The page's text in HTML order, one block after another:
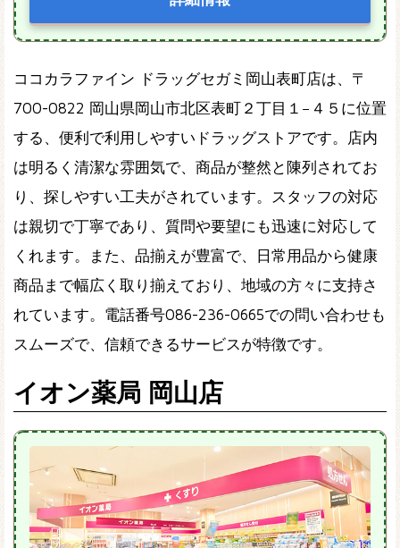
ココカラファイン ドラッグセガミ岡山表町店は、〒
700-0822 岡山県岡山市北区表町２丁目１−４５に位置
する、便利で利用しやすいドラッグストアです。店内
は明るく清潔な雰囲気で、商品が整然と陳列されてお
り、探しやすい工夫がされています。スタッフの対応
は親切で丁寧であり、質問や要望にも迅速に対応して
くれます。また、品揃えが豊富で、日常用品から健康
商品まで幅広く取り揃えており、地域の方々に支持さ
れています。電話番号086-236-0665での問い合わせも
スムーズで、信頼できるサービスが特徴です。
イオン薬局 岡山店